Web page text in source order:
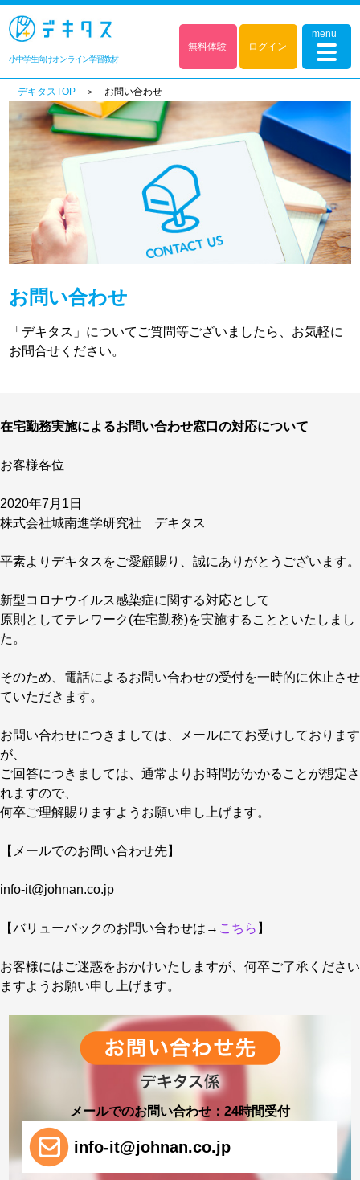
小中学生向けオンライン学習教材
menu
ログイン
無料体験
デキタスTOP＞ お問い合わせ
お問い合わせ
「デキタス」についてご質問等ございましたら、 お気軽に
お問合せください。
在宅勤務実施によるお問い合わせ窓口の対応について
お客様各位
2020年7月1日
株式会社城南進学研究社 デキタス
平素よりデキタスをご愛顧賜り、誠にありがとうございます。
新型コロナウイルス感染症に関する対応として
原則としてテレワーク(在宅勤務)を実施することといたしまし
た。
そのため、電話によるお問い合わせの受付を一時的に休止させ
ていただきます。
お問い合わせにつきましては、メールにてお受けしております
が、
ご回答につきましては、通常よりお時間がかかることが想定さ
れますので、
何卒ご理解賜りますようお願い申し上げます。
【メールでのお問い合わせ先】
info-it@johnan.co.jp
【バリューパックのお問い合わせは→ こちら 】
お客様にはご迷惑をおかけいたしますが、何卒ご了承ください
ますようお願い申し上げます。
メールでのお問い合わせ：24時間受付
info-it@johnan.co.jp